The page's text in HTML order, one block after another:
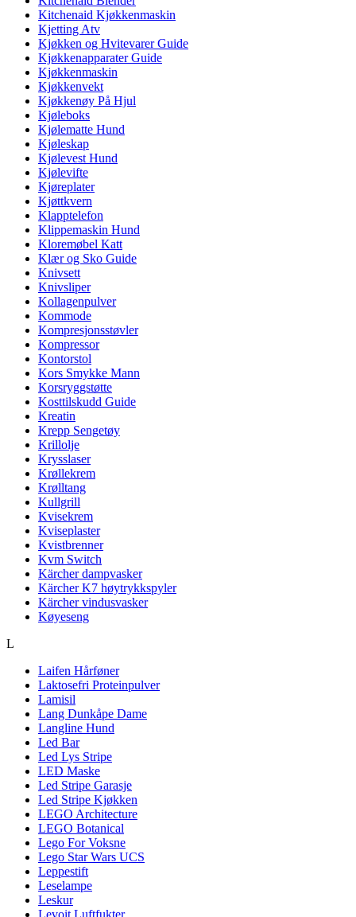
Kitchenaid Kjøkkenmaskin
Kjetting Atv
Kjøkken og Hvitevarer Guide
Kjøkkenapparater Guide
Kjøkkenmaskin
Kjøkkenvekt
Kjøkkenøy På Hjul
Kjøleboks
Kjølematte Hund
Kjøleskap
Kjølevest Hund
Kjølevifte
Kjøreplater
Kjøttkvern
Klapptelefon
Klippemaskin Hund
Kloremøbel Katt
Klær og Sko Guide
Knivsett
Knivsliper
Kollagenpulver
Kommode
Kompresjonsstøvler
Kompressor
Kontorstol
Kors Smykke Mann
Korsryggstøtte
Kosttilskudd Guide
Kreatin
Krepp Sengetøy
Krillolje
Krysslaser
Krøllekrem
Krølltang
Kullgrill
Kvisekrem
Kviseplaster
Kvistbrenner
Kvm Switch
Kärcher dampvasker
Kärcher K7 høytrykkspyler
Kärcher vindusvasker
Køyeseng
L
Laifen Hårføner
Laktosefri Proteinpulver
Lamisil
Lang Dunkåpe Dame
Langline Hund
Led Bar
Led Lys Stripe
LED Maske
Led Stripe Garasje
Led Stripe Kjøkken
LEGO Architecture
LEGO Botanical
Lego For Voksne
Lego Star Wars UCS
Leppestift
Leselampe
Leskur
Levoit Luftfukter